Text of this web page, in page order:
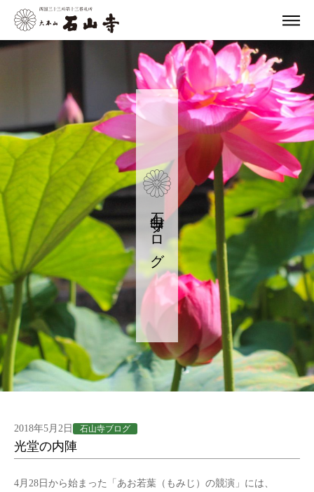
石山寺ブログ
2018年5月2日 石山寺ブログ
光堂の内陣
4月28日から始まった「あお若葉（もみじ）の競演」には、